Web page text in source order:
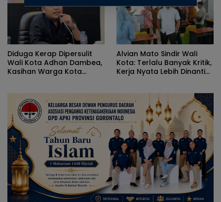
Diduga Kerap Dipersulit
Wali Kota Adhan Dambea,
Kasihan Warga Kota
Alvian Mato Sindir Wali
Kota: Terlalu Banyak Kritik,
Kerja Nyata Lebih Dinanti